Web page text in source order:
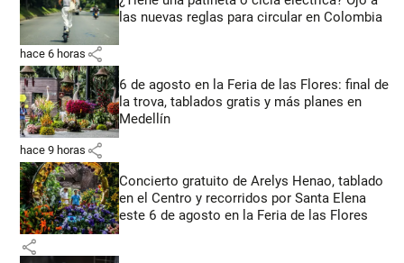
las nuevas reglas para circular en Colombia
hace 6 horas share
6 de agosto en la Feria de las Flores: final de
la trova, tablados gratis y más planes en
Medellín
hace 9 horas share
Concierto gratuito de Arelys Henao, tablado
en el Centro y recorridos por Santa Elena
este 6 de agosto en la Feria de las Flores
share